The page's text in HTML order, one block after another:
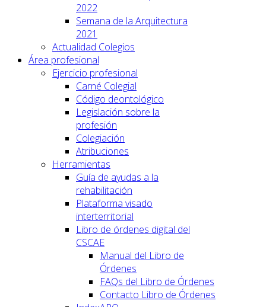
2022
Semana de la Arquitectura
2021
Actualidad Colegios
Área profesional
Ejercicio profesional
Carné Colegial
Código deontológico
Legislación sobre la
profesión
Colegiación
Atribuciones
Herramientas
Guía de ayudas a la
rehabilitación
Plataforma visado
interterritorial
Libro de órdenes digital del
CSCAE
Manual del Libro de
Órdenes
FAQs del Libro de Órdenes
Contacto Libro de Órdenes